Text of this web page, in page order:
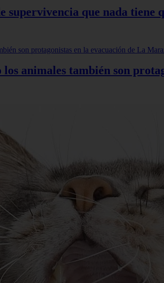
supervivencia que nada tiene
animales también son